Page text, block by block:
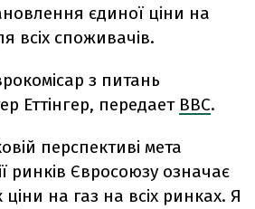
єдиної ціни на
всіх споживачів.
з питань
Еттінгер, передает ВВС.
перспективі мета
ринків Євросоюзу означає
на газ на всіх ринках. Я